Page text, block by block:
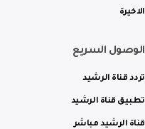
الاخيرة
الوصول السريع
تردد قناة الرشيد
تطبيق قناة الرشيد
قناة الرشيد مباشر